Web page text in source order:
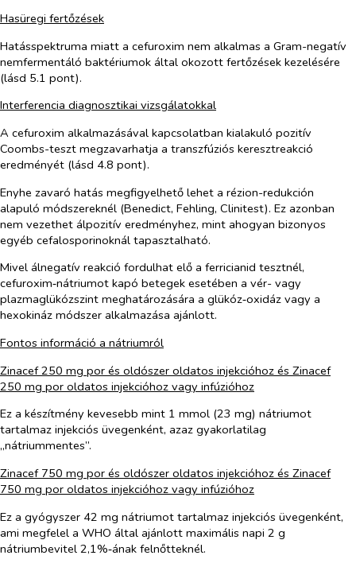
Hasüregi fertőzések
Hatásspektruma miatt a cefuroxim nem alkalmas a Gram-negatív
nemfermentáló baktériumok által okozott fertőzések kezelésére
(lásd 5.1 pont).
Interferencia diagnosztikai vizsgálatokkal
A cefuroxim alkalmazásával kapcsolatban kialakuló pozitív
Coombs-teszt megzavarhatja a transzfúziós keresztreakció
eredményét (lásd 4.8 pont).
Enyhe zavaró hatás megfigyelhető lehet a rézion-redukción
alapuló módszereknél (Benedict, Fehling, Clinitest). Ez azonban
nem vezethet álpozitív eredményhez, mint ahogyan bizonyos
egyéb cefalosporinoknál tapasztalható.
Mivel álnegatív reakció fordulhat elő a ferricianid tesztnél,
cefuroxim‑nátriumot kapó betegek esetében a vér- vagy
plazmaglükózszint meghatározására a glükóz‑oxidáz vagy a
hexokináz módszer alkalmazása ajánlott.
Fontos információ a nátriumról
Zinacef 250 mg por és oldószer oldatos injekcióhoz és Zinacef
250 mg por oldatos injekcióhoz vagy infúzióhoz
Ez a készítmény kevesebb mint 1 mmol (23 mg) nátriumot
tartalmaz injekciós üvegenként, azaz gyakorlatilag
„nátriummentes”.
Zinacef 750 mg por és oldószer oldatos injekcióhoz és Zinacef
750 mg por oldatos injekcióhoz vagy infúzióhoz
Ez a gyógyszer 42 mg nátriumot tartalmaz injekciós üvegenként,
ami megfelel a WHO által ajánlott maximális napi 2 g
nátriumbevitel 2,1%‑ának felnőtteknél.